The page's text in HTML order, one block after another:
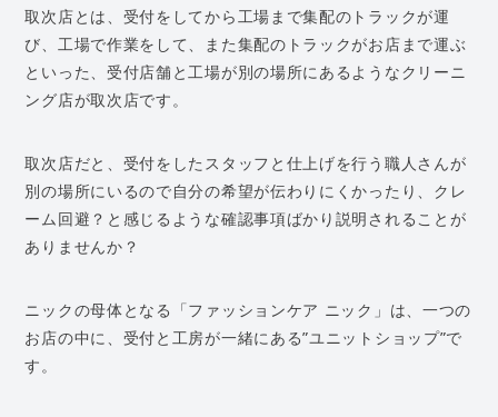
取次店とは、受付をしてから工場まで集配のトラックが運
び、工場で作業をして、また集配のトラックがお店まで運ぶ
といった、受付店舗と工場が別の場所にあるようなクリーニ
ング店が取次店です。
取次店だと、受付をしたスタッフと仕上げを行う職人さんが
別の場所にいるので自分の希望が伝わりにくかったり、クレ
ーム回避？と感じるような確認事項ばかり説明されることが
ありませんか？
ニックの母体となる「ファッションケア ニック」は、一つの
お店の中に、受付と工房が一緒にある”ユニットショップ”で
す。